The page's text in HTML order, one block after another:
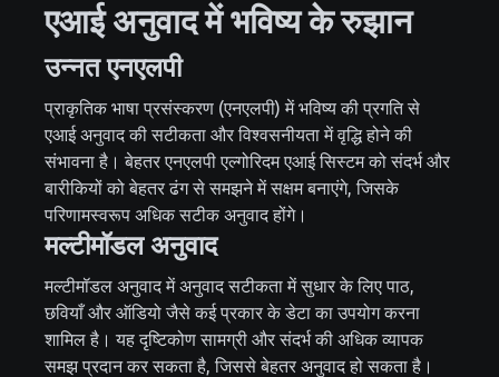
एआई अनुवाद में भविष्य के रुझान
उन्नत एनएलपी
प्राकृतिक भाषा प्रसंस्करण (एनएलपी) में भविष्य की प्रगति से
एआई अनुवाद की सटीकता और विश्वसनीयता में वृद्धि होने की
संभावना है। बेहतर एनएलपी एल्गोरिदम एआई सिस्टम को संदर्भ और
बारीकियों को बेहतर ढंग से समझने में सक्षम बनाएंगे, जिसके
परिणामस्वरूप अधिक सटीक अनुवाद होंगे।
मल्टीमॉडल अनुवाद
मल्टीमॉडल अनुवाद में अनुवाद सटीकता में सुधार के लिए पाठ,
छवियाँ और ऑडियो जैसे कई प्रकार के डेटा का उपयोग करना
शामिल है। यह दृष्टिकोण सामग्री और संदर्भ की अधिक व्यापक
समझ प्रदान कर सकता है, जिससे बेहतर अनुवाद हो सकता है।